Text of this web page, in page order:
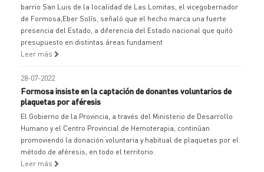
barrio San Luis de la localidad de Las Lomitas, el vicegobernador
de Formosa,Eber Solís, señaló que el hecho marca una fuerte
presencia del Estado, a diferencia del Estado nacional que quitó
presupuesto en distintas áreas fundament
Leer más
28-07-2022
Formosa insiste en la captación de donantes voluntarios de
plaquetas por aféresis
El Gobierno de la Provincia, a través del Ministerio de Desarrollo
Humano y el Centro Provincial de Hemoterapia, continúan
promoviendo la donación voluntaria y habitual de plaquetas por el
método de aféresis, en todo el territorio.
Leer más